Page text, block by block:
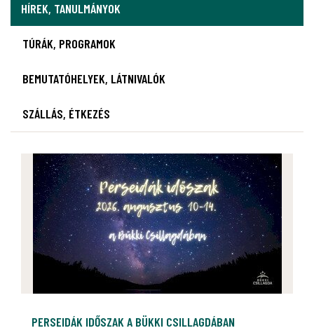
HÍREK, TANULMÁNYOK
TÚRÁK, PROGRAMOK
BEMUTATÓHELYEK, LÁTNIVALÓK
SZÁLLÁS, ÉTKEZÉS
PERSEIDÁK IDŐSZAK A BÜKKI CSILLAGDÁBAN